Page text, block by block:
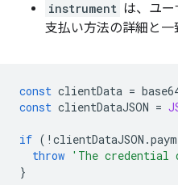
instrument は、ユ
支払い方法の詳細と一
const clientData =
const clientDataJSON =
if ( ! clientDataJSON .
throw 'The credential
}